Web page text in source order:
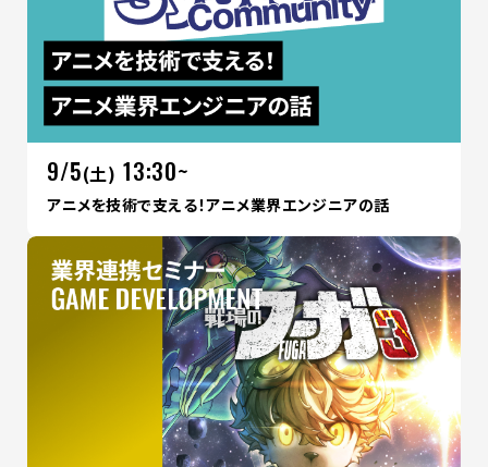
9/5(土) 13:30~
アニメを技術で支える！アニメ業界エンジニアの話